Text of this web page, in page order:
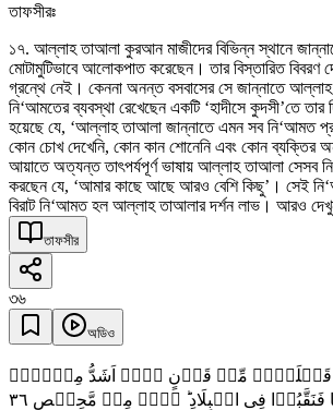
তাফসীরঃ
১৭. আল্লাহ তাআলা কুরআন মাজীদের বিভিন্ন স্থানে
মোটামুটিভাবে আলোকপাত করেছেন। তার বিস্তারিত বিবরণ
গ্রন্থে নেই। কেননা অনন্ত বসবাসের সে জান্নাতে
নি‘আমতের ব্যবস্থা রেখেছেন একটি ‘হাদীসে কুদসী’তে তার
হয়েছে যে, ‘আল্লাহ তাআলা জান্নাতে এমন সব নি‘আমত
কোন চোখ দেখেনি, কোন কান শোনেনি এবং কোন ব্যক্তির
আয়াতে অত্যন্ত তাৎপর্যপূর্ণ ভাষায় আল্লাহ তাআলা সেসব
করছেন যে, ‘আমার কাছে আছে আরও বেশি কিছু’। সেই
বিরাট নি‘আমত হল আল্লাহ তাআলার দর্শন লাভ। আরও
তাফসীর
৩৬
অডিও
قَبۡلَہُمۡ مِّنۡ قَرۡنٍ ہُمۡ اَشَدُّ مِنۡہُمۡ
فَنَقَّبُوۡا فِی الۡبِلَادِ ؕ ہَلۡ مِنۡ مَّحِیۡصٍ ٣٦